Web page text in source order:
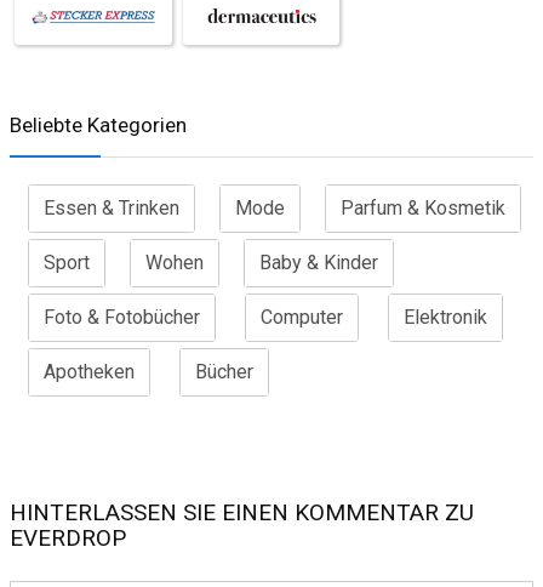
Beliebte Kategorien
Essen & Trinken Mode Parfum & Kosmetik
Sport Wohen Baby & Kinder
Foto & Fotobücher Computer Elektronik
Apotheken Bücher
HINTERLASSEN SIE EINEN KOMMENTAR ZU
EVERDROP